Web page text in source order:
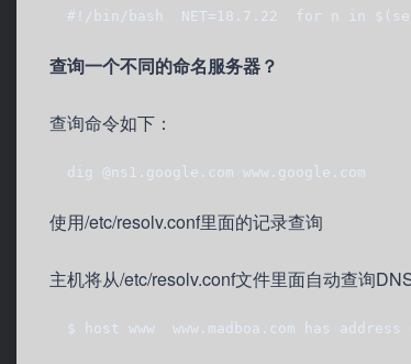
#!/bin/bash  NET=18.7.22  for n in
查询一个不同的命名服务器？
查询命令如下：
  dig @ns1.google.com www.google.com
使用/etc/resolv.conf里面的记录查询
主机将从/etc/resolv.conf文件里面自动查询
$ host www  www.madboa.com has address